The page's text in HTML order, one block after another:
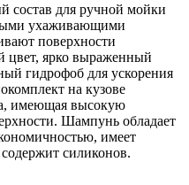
состав для ручной мойки
ухаживающими
поверхности
цвет, ярко выраженный
гидрофоб для ускорения
на кузове
имеющая высокую
Шампунь обладает
имеет
силиконов.